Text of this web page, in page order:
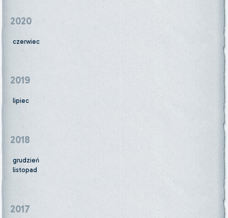
2020
czerwiec
2019
lipiec
2018
grudzień
listopad
2017